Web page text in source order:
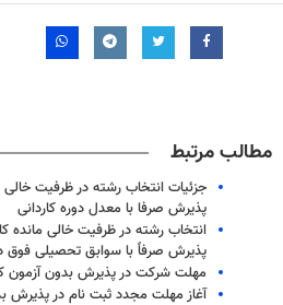
مطالب مرتبط
جزئیات انتخاب رشته در ظرفیت خالی
پذیرش صرفا با معدل دوره کاردانی
انتخاب رشته در ظرفیت خالی مانده
پذیرش صرفاً با سوابق تحصیلی فوق
مهلت شرکت در پذیرش بدون آزمون
آغاز مهلت مجدد ثبت نام در پذیرش